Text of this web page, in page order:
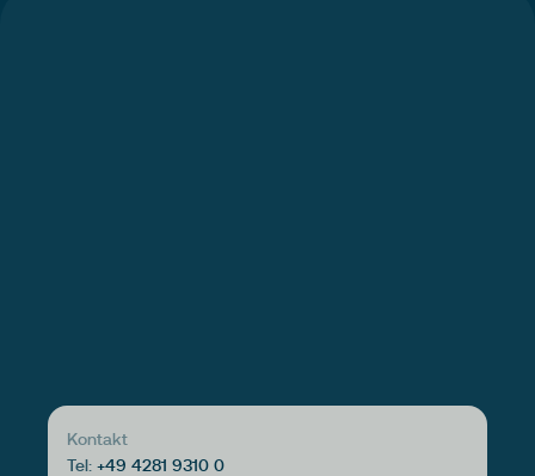
Kontakt
Tel: +49 4281 9310 0